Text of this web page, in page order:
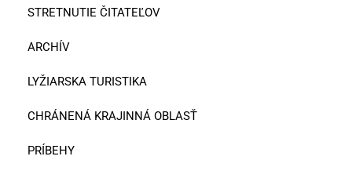
STRETNUTIE ČITATEĽOV
ARCHÍV
LYŽIARSKA TURISTIKA
CHRÁNENÁ KRAJINNÁ OBLASŤ
PRÍBEHY